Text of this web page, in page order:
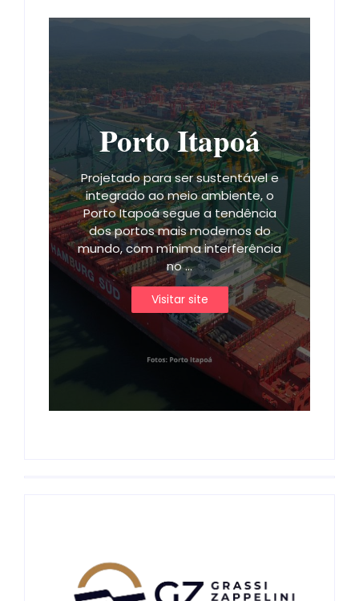
Porto Itapoá
Projetado para ser sustentável e
integrado ao meio ambiente, o
Porto Itapoá segue a tendência
dos portos mais modernos do
mundo, com mínima interferência
no ...
Visitar site